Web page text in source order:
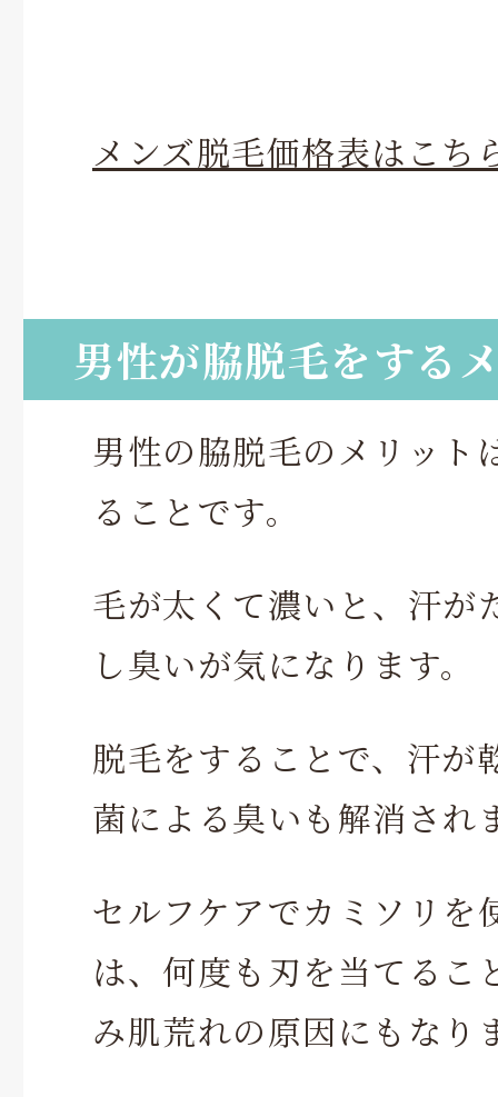
メンズ脱毛価格表はこち
男性が脇脱毛をする
男性の脇脱毛のメリット
ることです。
毛が太くて濃いと、汗が
し臭いが気になります。
脱毛をすることで、汗が
菌による臭いも解消され
セルフケアでカミソリを
は、何度も刃を当てるこ
み肌荒れの原因にもなり